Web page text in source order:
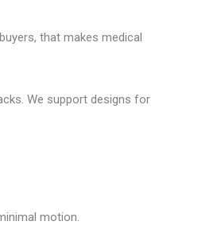
that makes medical
We support designs for
motion.